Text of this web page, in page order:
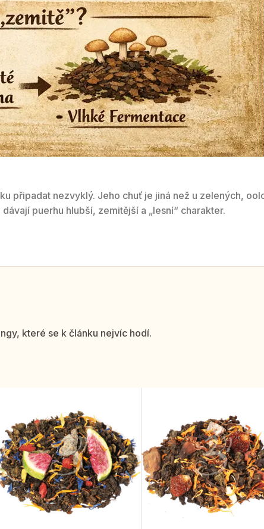
připadat nezvyklý. Jeho chuť je jiná než u zelených,
puerhu hlubší, zemitější a „lesní“ charakter.
které se k článku nejvíc hodí.